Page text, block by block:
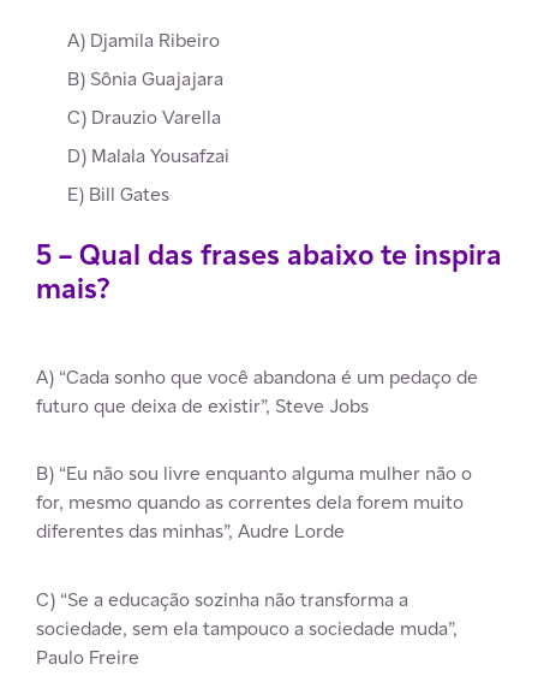
A) Djamila Ribeiro
B) Sônia Guajajara
C) Drauzio Varella
D) Malala Yousafzai
E) Bill Gates
5 – Qual das frases abaixo te inspira
mais?
A) “Cada sonho que você abandona é um pedaço de
futuro que deixa de existir”, Steve Jobs
B) “Eu não sou livre enquanto alguma mulher não o
for, mesmo quando as correntes dela forem muito
diferentes das minhas”, Audre Lorde
C) “Se a educação sozinha não transforma a
sociedade, sem ela tampouco a sociedade muda”,
Paulo Freire